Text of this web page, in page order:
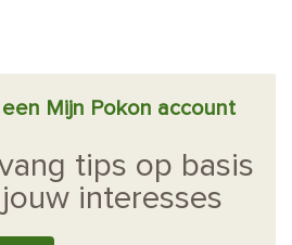
een Mijn Pokon account
tips op basis
interesses